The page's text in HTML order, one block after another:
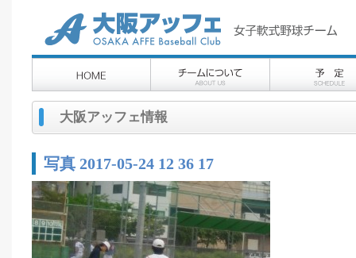
大阪アッフェ情報
写真 2017-05-24 12 36 17